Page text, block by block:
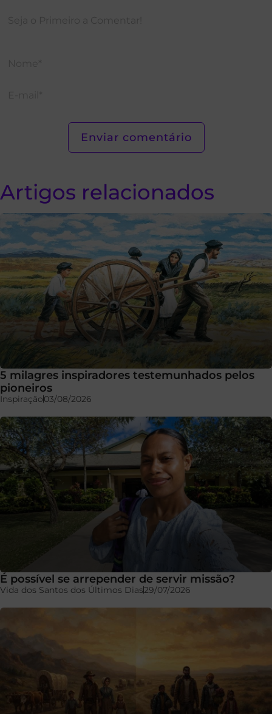
Artigos relacionados
5 milagres inspiradores testemunhados pelos
pioneiros
Inspiração03/08/2026
É possível se arrepender de servir missão?
Vida dos Santos dos Últimos Dias29/07/2026